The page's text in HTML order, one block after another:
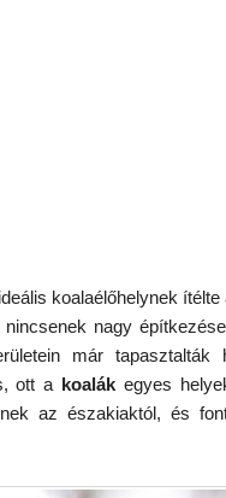
koalaélőhelynek
nincsenek nagy
már
ott a koalák egyes
az északiaktól, és